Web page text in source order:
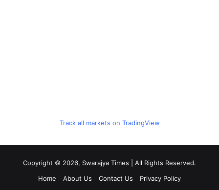
Track all markets on TradingView
Copyright © 2026, Swarajya Times | All Rights Reserved.
Home
About Us Contact Us Privacy Policy